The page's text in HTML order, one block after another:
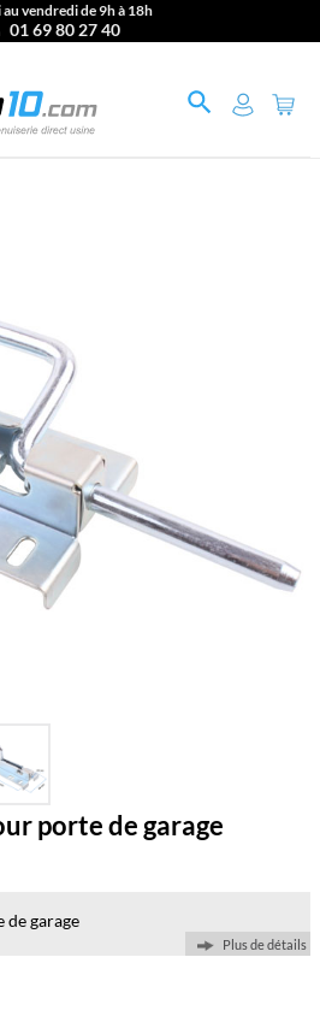
vendredi de 9h à 18h
01 69 80 27 40
porte de garage
garage
Plus de détails